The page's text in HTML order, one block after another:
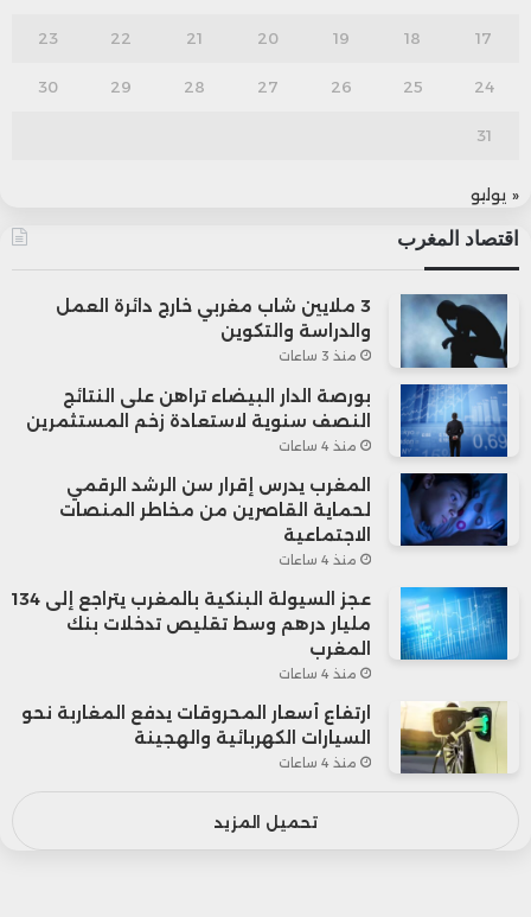
17
18
19
20
21
22
23
24
25
26
27
28
29
30
31
« يوليو
اقتصاد المغرب
3 ملايين شاب مغربي خارج دائرة العمل
والدراسة والتكوين
منذ 3 ساعات
بورصة الدار البيضاء تراهن على النتائج
النصف سنوية لاستعادة زخم المستثمرين
منذ 4 ساعات
المغرب يدرس إقرار سن الرشد الرقمي
لحماية القاصرين من مخاطر المنصات
الاجتماعية
منذ 4 ساعات
عجز السيولة البنكية بالمغرب يتراجع إلى 134
مليار درهم وسط تقليص تدخلات بنك
المغرب
منذ 4 ساعات
ارتفاع أسعار المحروقات يدفع المغاربة نحو
السيارات الكهربائية والهجينة
منذ 4 ساعات
تحميل المزيد